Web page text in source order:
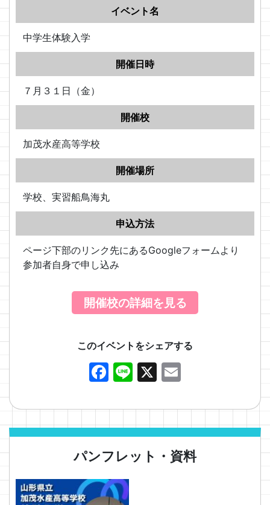
イベント名
中学生体験入学
開催日時
７月３１日（金）
開催校
加茂水産高等学校
開催場所
学校、実習船鳥海丸
申込方法
ページ下部のリンク先にあるGoogleフォームより
参加者自身で申し込み
開催校の詳細を見る
このイベントをシェアする
Facebook
Line
X
パンフレット・資料